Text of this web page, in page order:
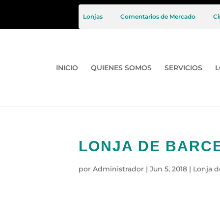
Lonjas Comentarios de Mercado
INICIO QUIENES SOMOS SERVICIOS
LONJA DE
por Administrador | Jun 5, 2018 | Lonja